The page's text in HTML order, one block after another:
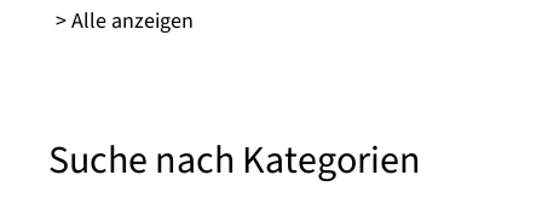
Suche nach Kategorien